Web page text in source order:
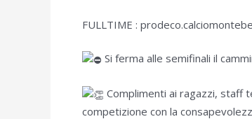
FULLTIME :
Si ferma alle semifinali il
Complimenti ai ragazzi, staff
competizione con la